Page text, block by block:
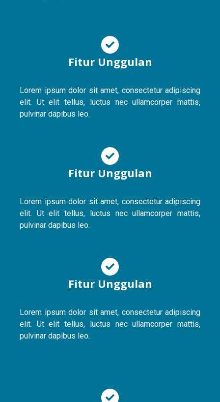
Fitur Unggulan
Lorem ipsum dolor sit amet, consectetur adipiscing
elit. Ut elit tellus, luctus nec ullamcorper mattis,
pulvinar dapibus leo.
Fitur Unggulan
Lorem ipsum dolor sit amet, consectetur adipiscing
elit. Ut elit tellus, luctus nec ullamcorper mattis,
pulvinar dapibus leo.
Fitur Unggulan
Lorem ipsum dolor sit amet, consectetur adipiscing
elit. Ut elit tellus, luctus nec ullamcorper mattis,
pulvinar dapibus leo.